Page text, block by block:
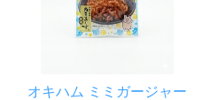
オキハム ミミガージャー